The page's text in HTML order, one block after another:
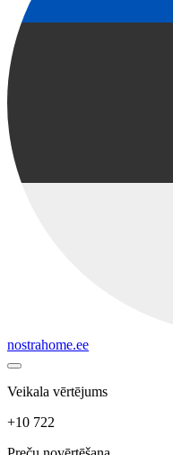
nostrahome.ee
Veikala vērtējums
+10 722